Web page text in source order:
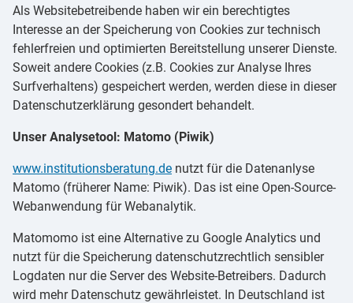
Als Websitebetreibende haben wir ein berechtigtes
Interesse an der Speicherung von Cookies zur technisch
fehlerfreien und optimierten Bereitstellung unserer Dienste.
Soweit andere Cookies (z.B. Cookies zur Analyse Ihres
Surfverhaltens) gespeichert werden, werden diese in dieser
Datenschutzerklärung gesondert behandelt.
Unser Analysetool: Matomo (Piwik)
www.institutionsberatung.de nutzt für die Datenanlyse
Matomo (früherer Name: Piwik). Das ist eine Open-Source-
Webanwendung für Webanalytik.
Matomomo ist eine Alternative zu Google Analytics und
nutzt für die Speicherung datenschutzrechtlich sensibler
Logdaten nur die Server des Website-Betreibers. Dadurch
wird mehr Datenschutz gewährleistet. In Deutschland ist